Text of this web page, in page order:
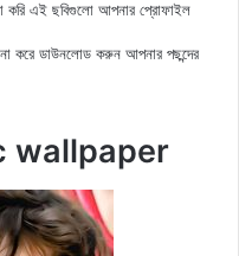
এই ছবিগুলো আপনার প্রোফাইল
না করে ডাউনলোড করুন আপনার পছন্দের
wallpaper